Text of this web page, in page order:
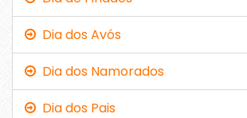
Dia dos Avós
Dia dos Namorados
Dia dos Pais